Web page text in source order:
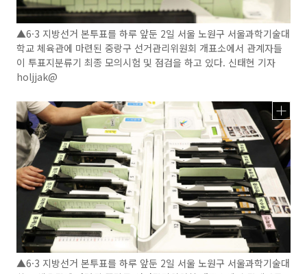
▲6·3 지방선거 본투표를 하루 앞둔 2일 서울 노원구 서울과학기술대
학교 체육관에 마련된 중랑구 선거관리위원회 개표소에서 관계자들
이 투표지분류기 최종 모의시험 및 점검을 하고 있다. 신태현 기자
holjjak@
▲6·3 지방선거 본투표를 하루 앞둔 2일 서울 노원구 서울과학기술대